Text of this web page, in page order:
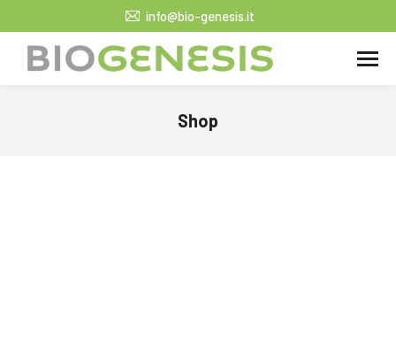
info@bio-genesis.it
Shop